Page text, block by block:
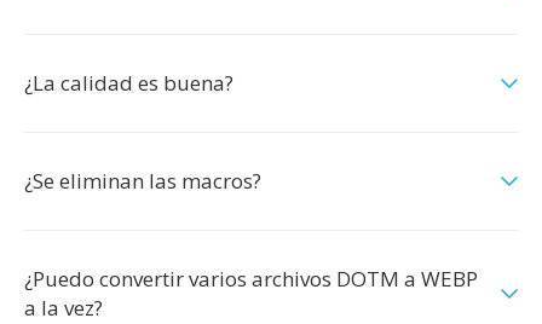
¿La calidad es buena?
¿Se eliminan las macros?
¿Puedo convertir varios archivos DOTM a WEBP
a la vez?